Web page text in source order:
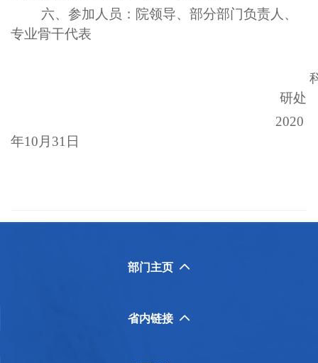
六、参加人员： 院领导、部分部门负责人、
专业骨干代表
研处
2020
年10月 31 日
部门主页 
省内链接 